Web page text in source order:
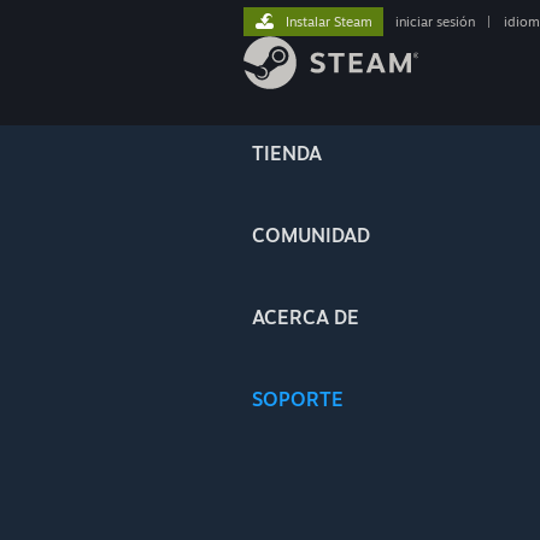
TIENDA
COMUNIDAD
ACERCA DE
SOPORTE
Instalar Steam iniciar sesión